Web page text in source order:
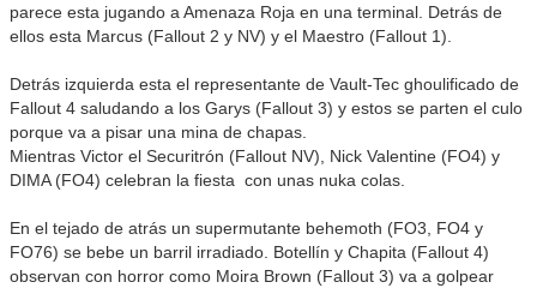
parece esta jugando a Amenaza Roja en una terminal. Detrás de
ellos esta Marcus (Fallout 2 y NV) y el Maestro (Fallout 1).
Detrás izquierda esta el representante de Vault-Tec ghoulificado de
Fallout 4 saludando a los Garys (Fallout 3) y estos se parten el culo
porque va a pisar una mina de chapas.
Mientras Victor el Securitrón (Fallout NV), Nick Valentine (FO4) y
DIMA (FO4) celebran la fiesta con unas nuka colas.
En el tejado de atrás un supermutante behemoth (FO3, FO4 y
FO76) se bebe un barril irradiado. Botellín y Chapita (Fallout 4)
observan con horror como Moira Brown (Fallout 3) va a golpear